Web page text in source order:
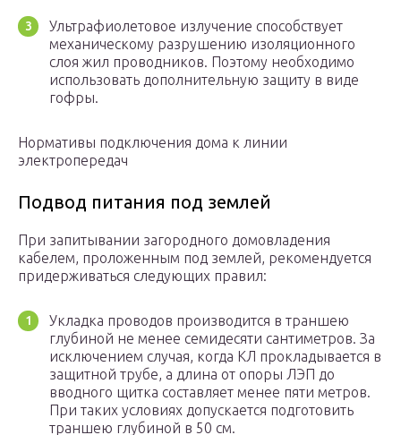
Ультрафиолетовое излучение способствует
механическому разрушению изоляционного
слоя жил проводников. Поэтому необходимо
использовать дополнительную защиту в виде
гофры.
Нормативы подключения дома к линии
электропередач
Подвод питания под землей
При запитывании загородного домовладения
кабелем, проложенным под землей, рекомендуется
придерживаться следующих правил:
Укладка проводов производится в траншею
глубиной не менее семидесяти сантиметров. За
исключением случая, когда КЛ прокладывается в
защитной трубе, а длина от опоры ЛЭП до
вводного щитка составляет менее пяти метров.
При таких условиях допускается подготовить
траншею глубиной в 50 см.